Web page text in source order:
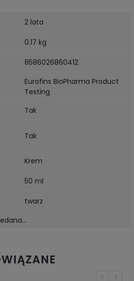
2 lata
0.17 kg
8586026860412
Eurofins BioPharma Product
Testing
Tak
Tak
Krem
50 ml
twarz
Previous
Next